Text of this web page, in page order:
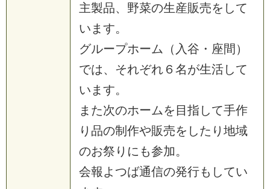
主製品、野菜の生産販売をして
います。
グループホーム（入谷・座間）
では、それぞれ６名が生活して
います。
また次のホームを目指して手作
り品の制作や販売をしたり地域
のお祭りにも参加。
会報よつば通信の発行もしてい